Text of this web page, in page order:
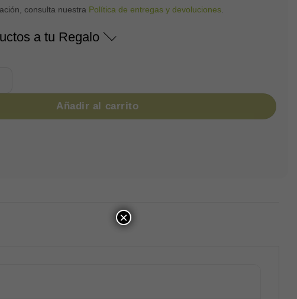
consulta nuestra Política de entregas y devoluciones.
a tu Regalo
Añadir al carrito
×